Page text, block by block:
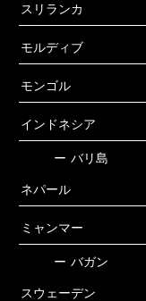
スリランカ
モルディブ
モンゴル
インドネシア
ー バリ島
ネパール
ミャンマー
ー バガン
スウェーデン